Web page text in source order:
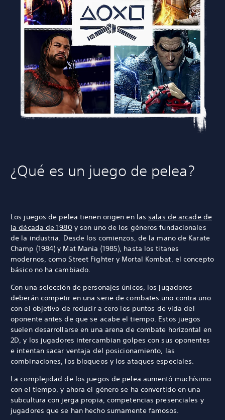
¿Qué es un juego de pelea?
Los juegos de pelea tienen origen en las salas de arcade de
la década de 1980 y son uno de los géneros fundacionales
de la industria. Desde los comienzos, de la mano de Karate
Champ (1984) y Mat Mania (1985), hasta los titanes
modernos, como Street Fighter y Mortal Kombat, el concepto
básico no ha cambiado.
Con una selección de personajes únicos, los jugadores
deberán competir en una serie de combates uno contra uno
con el objetivo de reducir a cero los puntos de vida del
oponente antes de que se acabe el tiempo. Estos juegos
suelen desarrollarse en una arena de combate horizontal en
2D, y los jugadores intercambian golpes con sus oponentes
e intentan sacar ventaja del posicionamiento, las
combinaciones, los bloqueos y los ataques especiales.
La complejidad de los juegos de pelea aumentó muchísimo
con el tiempo, y ahora el género se ha convertido en una
subcultura con jerga propia, competencias presenciales y
jugadores que se han hecho sumamente famosos.